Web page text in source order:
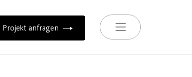
navigation
Projekt anfragen